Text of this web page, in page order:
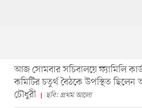
আজ সোমবার সচিবালয়ে ফ্যামিলি কার্ড
কমিটির চতুর্থ বৈঠকে উপস্থিত ছিলেন
চৌধুরী
ছবি: প্রথম আলো